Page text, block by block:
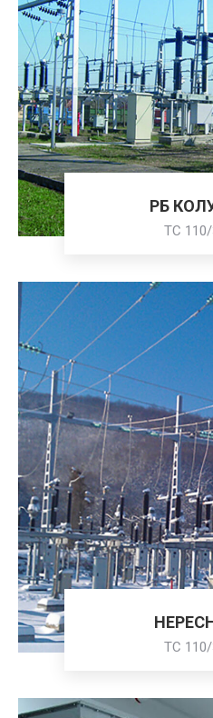
РБ
ТС 110/
ТС 110/